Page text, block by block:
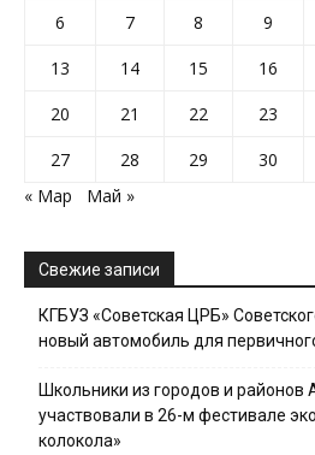
6
7 8 9
13
14 15 16
20
21 22 23
27
28 29
30
« Мар
Май »
Свежие записи
КГБУЗ «Советская ЦРБ»
новый автомобиль для
Школьники из городов и районов
участвовали в 26-м фестивале
колокола»